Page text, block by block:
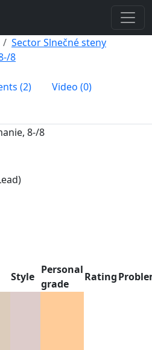
Sector Slnečné steny
8
(2)
Video (0)
8-/8
Style
Personal
grade
Rating